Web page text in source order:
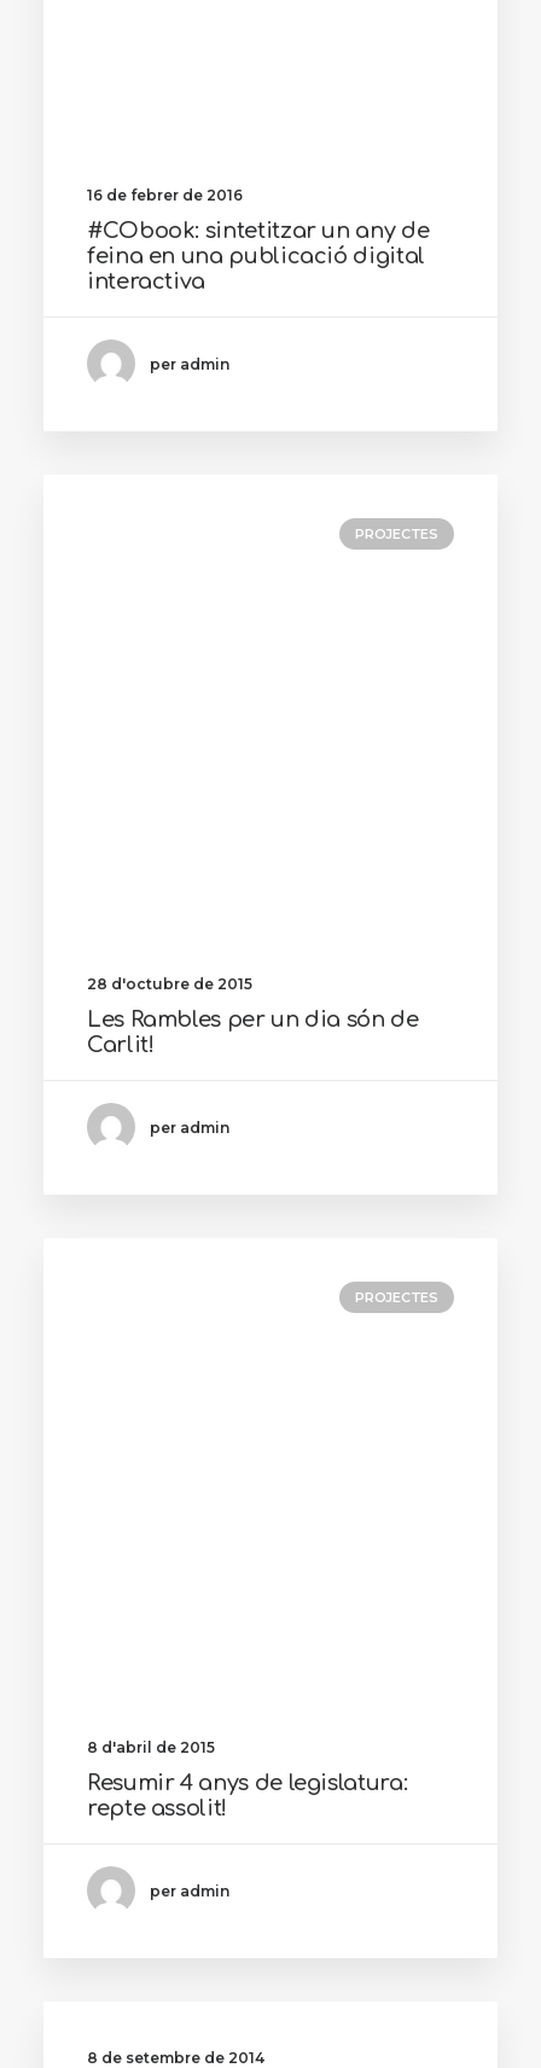
16 de febrer de 2016
#CObook: sintetitzar un any de
feina en una publicació digital
interactiva
per admin
PROJECTES
28 d'octubre de 2015
Les Rambles per un dia són de
Carlit!
per admin
PROJECTES
8 d'abril de 2015
Resumir 4 anys de legislatura:
repte assolit!
per admin
8 de setembre de 2014